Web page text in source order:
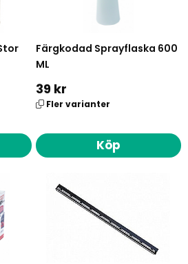
Färgkodad Sprayflaska 600
ML
39 kr
Fler varianter
Köp